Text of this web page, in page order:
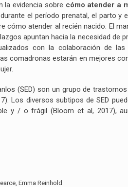
la evidencia sobre cómo atender a
durante el período prenatal, el parto y
cómo atender al recién nacido. El
apuntan hacia la necesidad de
con la colaboración de
comadronas estarán en mejores
(SED) son un grupo de
Los diversos subtipos de SED
y / o frágil (Bloom et al, 2017),
Emma Reinhold